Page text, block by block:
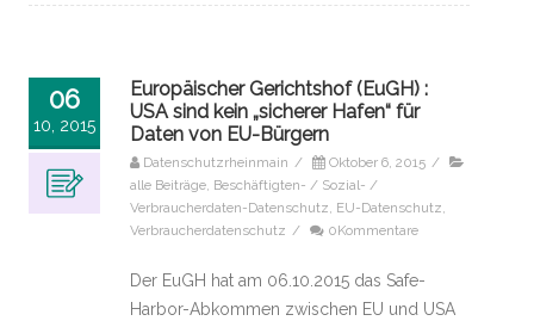
06
10, 2015
Europäischer Gerichtshof (EuGH) :
USA sind kein „sicherer Hafen“ für
Daten von EU-Bürgern
Datenschutzrheinmain / Oktober 6, 2015 /
alle Beiträge, Beschäftigten- / Sozial- /
Verbraucherdaten-Datenschutz, EU-Datenschutz,
Verbraucherdatenschutz / 0Kommentare
Der EuGH hat am 06.10.2015 das Safe-
Harbor-Abkommen zwischen EU und USA